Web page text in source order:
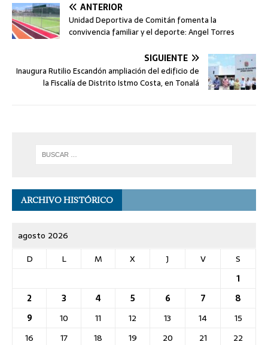
ANTERIOR
Unidad Deportiva de Comitán fomenta la
convivencia familiar y el deporte: Angel Torres
SIGUIENTE
Inaugura Rutilio Escandón ampliación del edificio de
la Fiscalía de Distrito Istmo Costa, en Tonalá
ARCHIVO HISTÓRICO
agosto 2026
D
L M X J V
S
1
2
3 4 5 6 7
8
9
10 11 12 13 14
15
16
17 18 19 20 21
22